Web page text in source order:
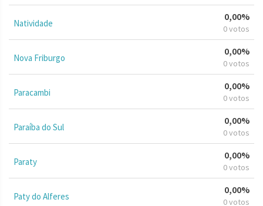
Natividade
0,00%
0 votos
Nova Friburgo
0,00%
0 votos
Paracambi
0,00%
0 votos
Paraíba do Sul
0,00%
0 votos
Paraty
0,00%
0 votos
Paty do Alferes
0,00%
0 votos